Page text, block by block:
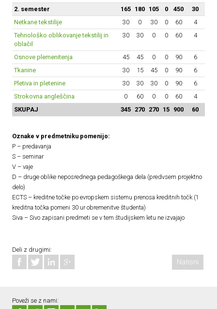
2. semester
165 180 105 0 450
30
Netkane tekstilije
30 0 30 0 60
4
Tehnološko oblikovanje tekstilij in
oblačil
30 30 0 0 60 4
Osnove plemenitenja 45 45 0 0 90
6
Tkanine
30 15 45 0 90
6
Pletiva in pletenine
30 30 30 0 90
6
Strokovna angleščina
0 60 0 0 60
4
SKUPAJ
345 270 270 15 900 60
Oznake v predmetniku pomenijo:
P – predavanja
S – seminar
V – vaje
D – druge oblike neposrednega pedagoškega dela (predvsem projektno
delo)
ECTS – kreditne točke po evropskem sistemu prenosa kreditnih točk (1
kreditna točka pomeni 30 ur obremenitve študenta)
Siva – Sivo zapisani predmeti se v tem študijskem letu ne izvajajo
Deli z drugimi:
Natisni
Poveži se z nami: